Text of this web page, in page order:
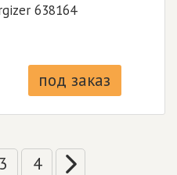
638164
под заказ
3 4